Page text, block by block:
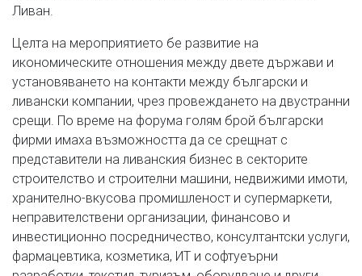
Ливан.
Целта на мероприятието бе развитие на
икономическите отношения между двете държави и
установяването на контакти между български и
ливански компании, чрез провеждането на двустранни
срещи. По време на форума голям брой български
фирми имаха възможността да се срещнат с
представители на ливанския бизнес в секторите
строителство и строителни машини, недвижими имоти,
хранително-вкусова промишленост и супермаркети,
неправителствени организации, финансово и
инвестиционно посредничество, консултантски услуги,
фармацевтика, козметика, ИТ и софтуеърни